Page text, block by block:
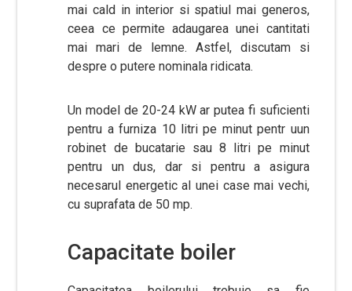
mai cald in interior si spatiul mai generos,
ceea ce permite adaugarea unei cantitati
mai mari de lemne. Astfel, discutam si
despre o putere nominala ridicata.
Un model de 20-24 kW ar putea fi suficienti
pentru a furniza 10 litri pe minut pentr uun
robinet de bucatarie sau 8 litri pe minut
pentru un dus, dar si pentru a asigura
necesarul energetic al unei case mai vechi,
cu suprafata de 50 mp.
Capacitate boiler